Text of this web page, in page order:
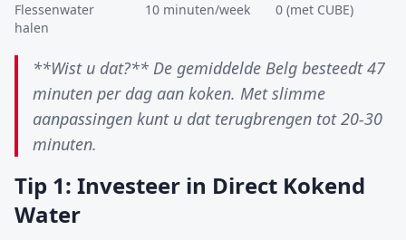
Flessenwater
halen
10 minuten/week 0 (met CUBE)
**Wist u dat?** De gemiddelde Belg besteedt 47
minuten per dag aan koken. Met slimme
aanpassingen kunt u dat terugbrengen tot 20-30
minuten.
Tip 1: Investeer in Direct Kokend
Water